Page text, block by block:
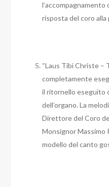
l’accompagnamento
risposta del coro alla
“Laus Tibi Christe –
completamente
il ritornello eseguito
dell’organo. La
Direttore del Coro
Monsignor Massimo
modello del canto